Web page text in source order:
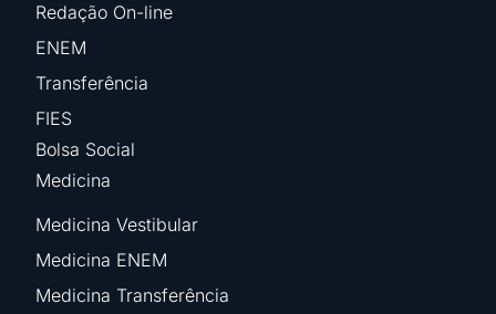
Redação On-line
ENEM
Transferência
FIES
Bolsa Social
Medicina
Medicina Vestibular
Medicina ENEM
Medicina Transferência